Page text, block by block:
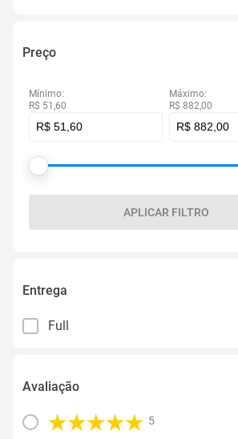
Preço
Mínimo:
R$ 51,60
Máximo:
R$ 882,00
APLICAR FILTRO
Entrega
Full
Avaliação
5